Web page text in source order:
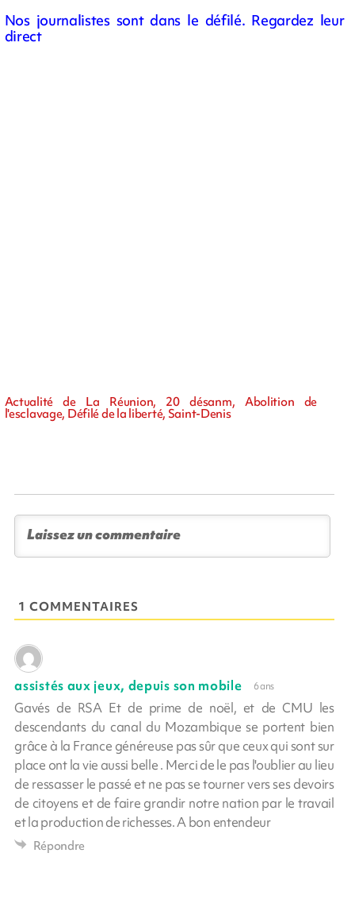
Nos journalistes sont dans le défilé. Regardez leur
direct
Actualité de La Réunion, 20 désanm, Abolition de
l'esclavage, Défilé de la liberté, Saint-Denis
1 COMMENTAIRES
assistés aux jeux, depuis son mobile 6 ans
Gavés de RSA Et de prime de noël, et de CMU les
descendants du canal du Mozambique se portent bien
grâce à la France généreuse pas sûr que ceux qui sont sur
place ont la vie aussi belle . Merci de le pas l'oublier au lieu
de ressasser le passé et ne pas se tourner vers ses devoirs
de citoyens et de faire grandir notre nation par le travail
et la production de richesses. A bon entendeur
Répondre